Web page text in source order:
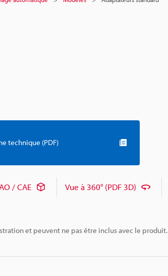
et peuvent ne pas être inclus avec le produit.
technique (PDF)
/ CAE Vue à 360° (PDF 3D)